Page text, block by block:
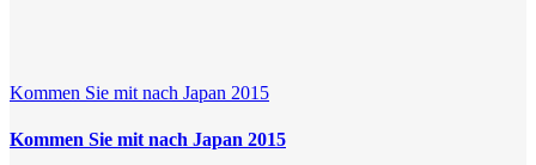
Kommen Sie mit nach Japan 2015
Kommen Sie mit nach Japan 2015